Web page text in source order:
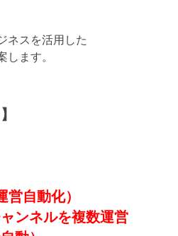
ネスを活用した
します。
営自動化）
ンネルを複数運営